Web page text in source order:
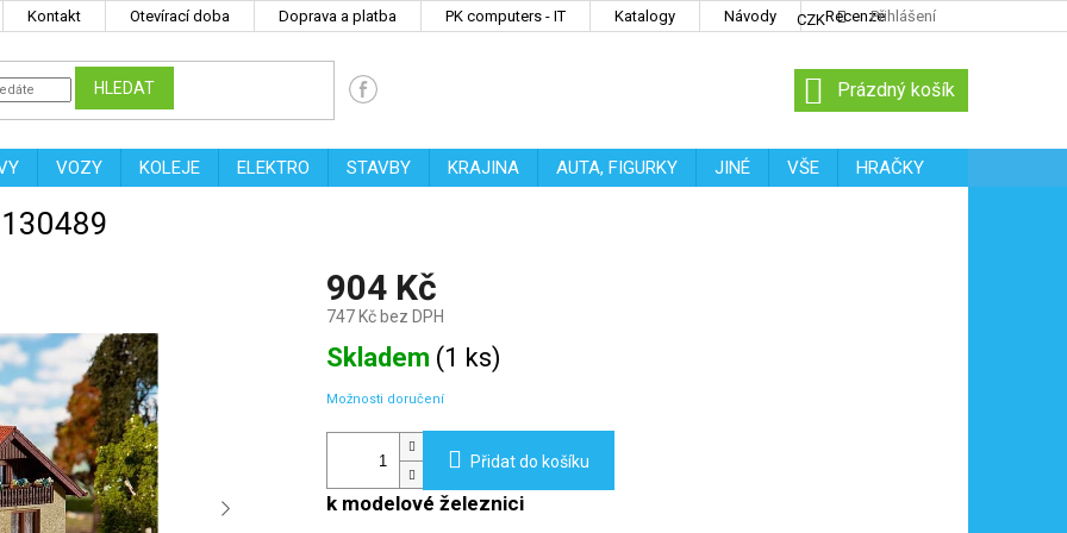
Kontakt Otevírací doba Doprava a platba PK computers - IT Katalogy Návody Recenze
CZK Přihlášení
HLEDAT
NÁKUPNÍ
KOŠÍK
Prázdný košík
VOZY KOLEJE ELEKTRO STAVBY KRAJINA AUTA, FIGURKY JINÉ VŠE
HRAČKY
904 Kč
747 Kč bez DPH
Měrná
cena:
Skladem (1 ks)
Možnosti doručení
Přidat do košíku
k modelové železnici